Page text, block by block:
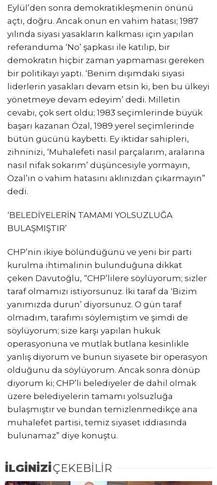
Eylül’den sonra demokratikleşmenin önünü
açtı, doğru. Ancak onun en vahim hatası; 1987
yılında siyasi yasakların kalkması için yapılan
referanduma ‘No’ şapkası ile katılıp, bir
demokratın hiçbir zaman yapmaması gereken
bir politikayı yaptı. ‘Benim dışımdaki siyasi
liderlerin yasakları devam etsin ki, ben bu ülkeyi
yönetmeye devam edeyim’ dedi. Milletin
cevabı, çok sert oldu; 1983 seçimlerinde büyük
başarı kazanan Özal, 1989 yerel seçimlerinde
bütün gücünü kaybetti. Ey iktidar sahipleri,
zihninizi, ‘Muhalefeti nasıl parçalarım, aralarına
nasıl nifak sokarım’ düşüncesiyle yormayın,
Özal’ın o vahim hatasını aklınızdan çıkarmayın”
dedi.
‘BELEDİYELERİN TAMAMI YOLSUZLUĞA
BULAŞMIŞTIR’
CHP’nin ikiye bölündüğünü ve yeni bir parti
kurulma ihtimalinin bulunduğuna dikkat
çeken Davutoğlu, “CHP’lilere söylüyorum; sizler
taraf olmamızı istiyorsunuz. İki taraf da ‘Bizim
yanımızda durun’ diyorsunuz. O gün taraf
olmadım, tarafımı söylemiştim ve şimdi de
söylüyorum; size karşı yapılan hukuk
operasyonuna ve mutlak butlana kesinlikle
yanlış diyorum ve bunun siyasete bir operasyon
olduğunu da söylüyorum. Ancak sonra dönüp
diyorum ki; CHP’li belediyeler de dahil olmak
üzere belediyelerin tamamı yolsuzluğa
bulaşmıştır ve bundan temizlenmedikçe ana
muhalefet partisi, temiz siyaset iddiasında
bulunamaz” diye konuştu.
İLGİNİZİÇEKEBİLİR